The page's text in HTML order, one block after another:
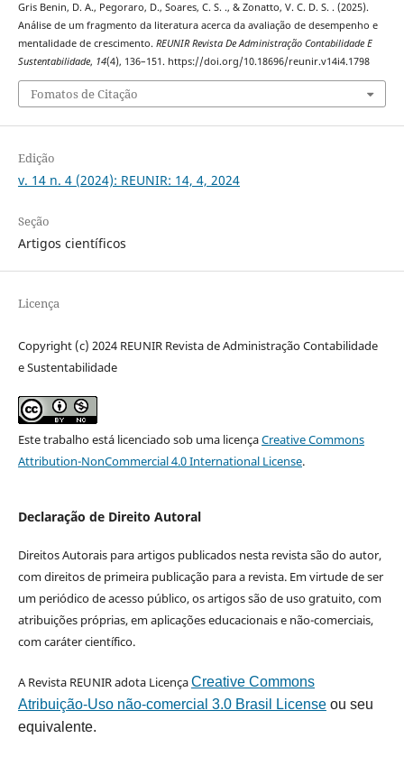
Gris Benin, D. A., Pegoraro, D., Soares, C. S. ., & Zonatto, V. C. D. S. . (2025).
Análise de um fragmento da literatura acerca da avaliação de desempenho e
mentalidade de crescimento. REUNIR Revista De Administração Contabilidade E
Sustentabilidade, 14(4), 136–151. https://doi.org/10.18696/reunir.v14i4.1798
Fomatos de Citação
Edição
v. 14 n. 4 (2024): REUNIR: 14, 4, 2024
Seção
Artigos científicos
Licença
Copyright (c) 2024 REUNIR Revista de Administração Contabilidade
e Sustentabilidade
Este trabalho está licenciado sob uma licençaCreative Commons
Attribution-NonCommercial 4.0 International License.
Declaração de Direito Autoral
Direitos Autorais para artigos publicados nesta revista são do autor,
com direitos de primeira publicação para a revista. Em virtude de ser
um periódico de acesso público, os artigos são de uso gratuito, com
atribuições próprias, em aplicações educacionais e não-comerciais,
com caráter científico.
A Revista REUNIR adota LicençaCreative Commons
Atribuição-Uso não-comercial 3.0 Brasil Licenseou seu
equivalente.